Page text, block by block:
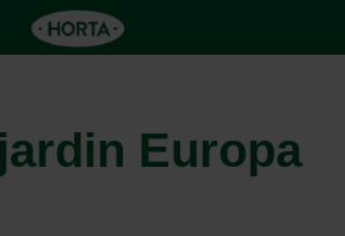
du jardin
Europa